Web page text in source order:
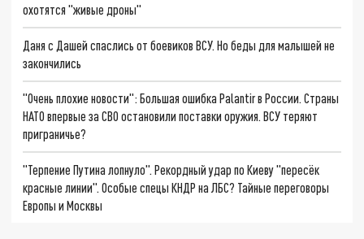
охотятся "живые дроны"
Даня с Дашей спаслись от боевиков ВСУ. Но беды для малышей не
закончились
"Очень плохие новости": Большая ошибка Palantir в России. Страны
НАТО впервые за СВО остановили поставки оружия. ВСУ теряют
приграничье?
"Терпение Путина лопнуло". Рекордный удар по Киеву "пересёк
красные линии". Особые спецы КНДР на ЛБС? Тайные переговоры
Европы и Москвы